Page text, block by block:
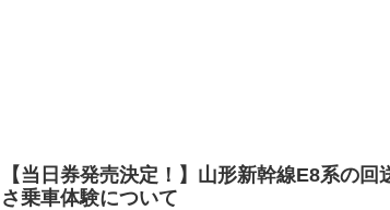
【当日券発売決定！】山形新幹線E8系の
さ乗車体験について